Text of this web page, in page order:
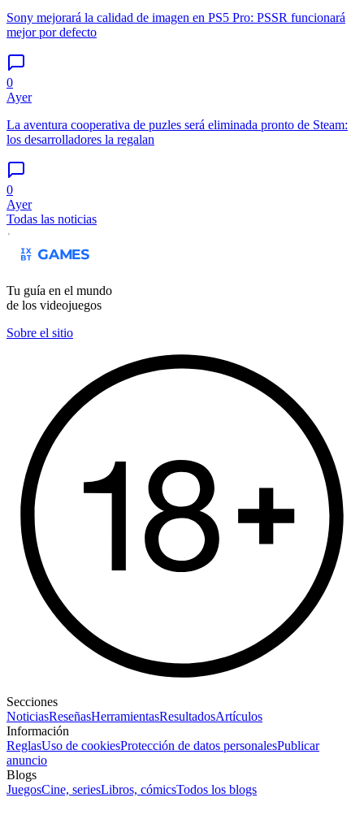
Sony mejorará la calidad de imagen en PS5 Pro: PSSR funcionará
mejor por defecto
0
Ayer
La aventura cooperativa de puzles será eliminada pronto de Steam:
los desarrolladores la regalan
0
Ayer
Todas las noticias
Tu guía en el mundo
de los videojuegos
Sobre el sitio
Secciones
NoticiasReseñasHerramientasResultadosArtículos
Información
ReglasUso de cookiesProtección de datos personalesPublicar
anuncio
Blogs
JuegosCine, seriesLibros, cómicsTodos los blogs